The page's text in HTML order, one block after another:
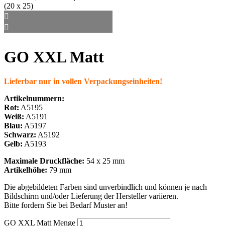
GO XXL Matt
Lieferbar nur in vollen Verpackungseinheiten!
Artikelnummern:
Rot: A5195
Weiß: A5191
Blau: A5197
Schwarz: A5192
Gelb: A5193
Maximale Druckfläche: 54 x 25 mm
Artikelhöhe: 79 mm
Die abgebildeten Farben sind unverbindlich und können je nach
Bildschirm und/oder Lieferung der Hersteller variieren.
Bitte fordern Sie bei Bedarf Muster an!
GO XXL Matt Menge